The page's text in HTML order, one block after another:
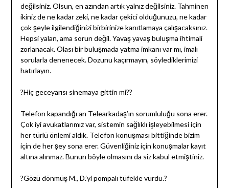
değilsiniz. Olsun, en azından artık yalnız değilsiniz. Tahminen
ikiniz de ne kadar zeki, ne kadar çekici olduğunuzu, ne kadar
çok şeyle ilgilendiğinizi birbirinize kanıtlamaya çalışacaksınız.
Hepsi yalan, ama sorun değil. Yavaş yavaş buluşma ihtimali
zorlanacak. Olası bir buluşmada yatma imkanı var mı, imalı
sorularla denenecek. Dozunu kaçırmayın, söylediklerimizi
hatırlayın.
?Hiç geceyarısı sinemaya gittin mi??
Telefon kapandığı an Telearkadaş’ın sorumluluğu sona erer.
Çok iyi avukatlarımız var, sistemin sağlıklı işleyebilmesi için
her türlü önlemi aldık. Telefon konuşması bittiğinde bizim
için de her şey sona erer. Güvenliğiniz için konuşmalar kayıt
altına alınmaz. Bunun böyle olmasını da siz kabul etmiştiniz.
?Gözü dönmüş M., D.’yi pompalı tüfekle vurdu.?